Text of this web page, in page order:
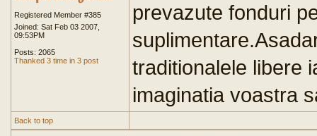
Registered Member #385
Joined: Sat Feb 03 2007,
09:53PM
Posts: 2065
Thanked 3 time in 3 post
prevazute fonduri
traditionalele libere
imaginatia voastra
Back to top